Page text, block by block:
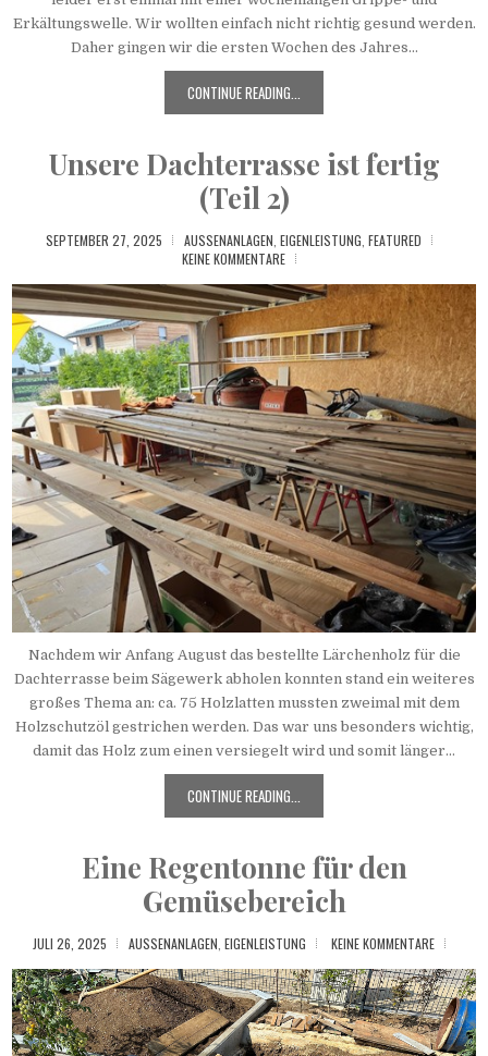
Erkältungswelle. Wir wollten einfach nicht richtig gesund werden.
Daher gingen wir die ersten Wochen des Jahres...
CONTINUE READING...
Unsere Dachterrasse ist fertig
(Teil 2)
SEPTEMBER 27, 2025 AUSSENANLAGEN EIGENLEISTUNG FEATURED
KEINE KOMMENTARE
Nachdem wir Anfang August das bestellte Lärchenholz für die
Dachterrasse beim Sägewerk abholen konnten stand ein weiteres
großes Thema an: ca. 75 Holzlatten mussten zweimal mit dem
Holzschutzöl gestrichen werden. Das war uns besonders wichtig,
damit das Holz zum einen versiegelt wird und somit länger...
CONTINUE READING...
Eine Regentonne für den
Gemüsebereich
JULI 26, 2025 AUSSENANLAGEN EIGENLEISTUNG KEINE KOMMENTARE